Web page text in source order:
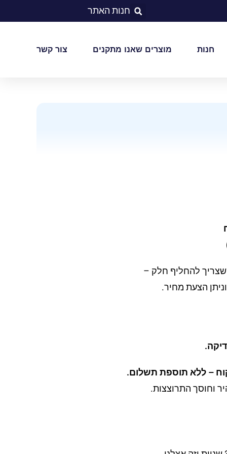
חנות האתר
חנות מוצרים שאנו מתקנים צור קשר
להחליף חלק –
הצעת מחיר.
– ללא תוספת תשלום.
וחוסך התרוצצות.